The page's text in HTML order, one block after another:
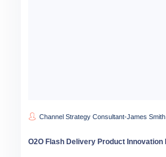
Channel Strategy Consultant-James Smith